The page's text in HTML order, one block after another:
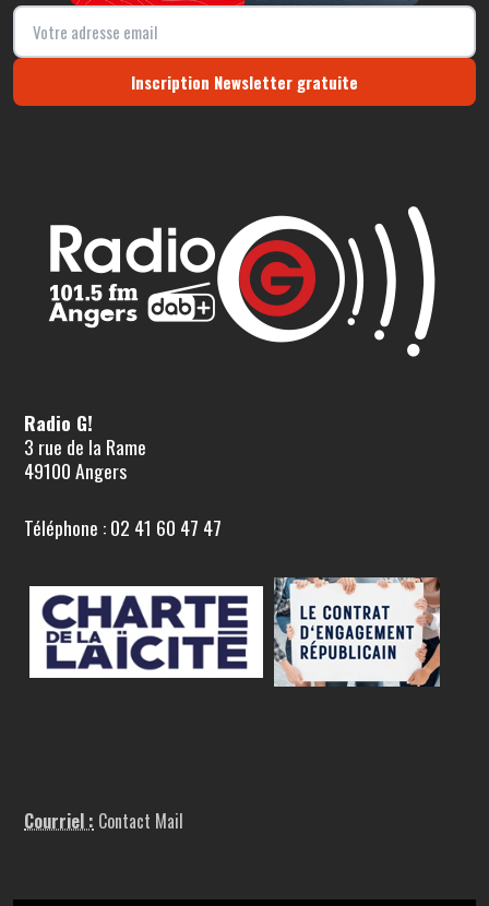
Inscription Newsletter gratuite
Radio G!
3 rue de la Rame
49100 Angers
Téléphone : 02 41 60 47 47
Courriel : Contact Mail